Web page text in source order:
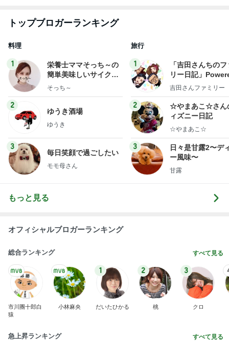
トップブロガーランキング
料理
1
栄養士ママそっち～の
簡単美味しいサイクル
献立
そっち～
2
ゆうき酒場
ゆうき
3
毎日笑顔で過ごしたい
モモ母さん
旅行
1
「吉田さんちの
リー日記」
y Ameba 吉田さ
ログ
吉田さんファミリー
2
☆やまあこ☆さん
ィズニー日記
☆やまあこ☆
3
日々是甘露2〜デ
ー風味〜
甘露
もっと見る
オフィシャルブロガーランキング
総合ランキング すべて見る
市川團十郎白
猿
小林麻央
1
だいたひかる
2
桃
3
クロ
急上昇ランキング すべて見る